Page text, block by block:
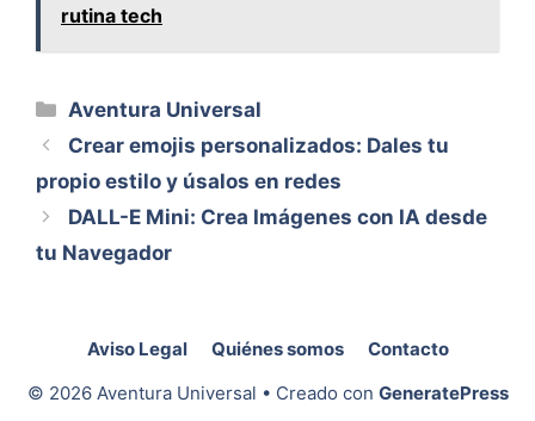
rutina tech
Categorías
Aventura Universal
Crear emojis personalizados: Dales tu
propio estilo y úsalos en redes
DALL-E Mini: Crea Imágenes con IA desde
tu Navegador
Aviso Legal Quiénes somos
Contacto
© 2026 Aventura Universal • Creado con GeneratePress